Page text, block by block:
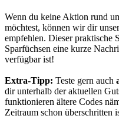
Wenn du keine Aktion rund
möchtest, können wir dir
empfehlen. Dieser praktische
Sparfüchsen eine kurze
verfügbar ist!
Extra-Tipp: Teste gern auch
dir unterhalb der aktuellen
funktionieren ältere Codes
Zeitraum schon überschritten